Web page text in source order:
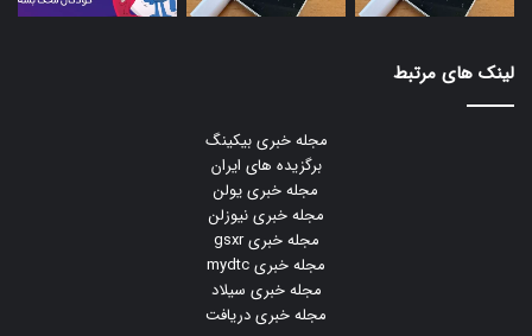
لینک های مرتبط
مجله خبری بیکینگ
برگزیده های ایران
مجله خبری یولن
مجله خبری نیوزلن
مجله خبری gsxr
مجله خبری mydtc
مجله خبری سیلاد
مجله خبری دریافت